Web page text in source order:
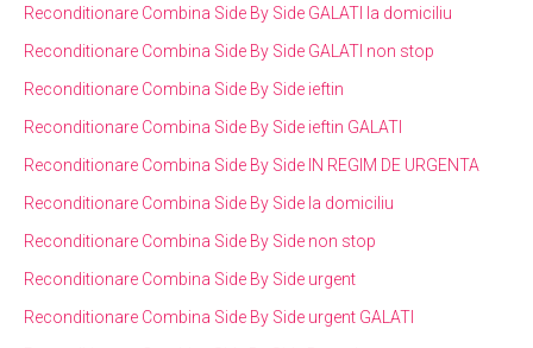
Reconditionare Combina Side By Side GALATI la domiciliu
Reconditionare Combina Side By Side GALATI non stop
Reconditionare Combina Side By Side ieftin
Reconditionare Combina Side By Side ieftin GALATI
Reconditionare Combina Side By Side IN REGIM DE URGENTA
Reconditionare Combina Side By Side la domiciliu
Reconditionare Combina Side By Side non stop
Reconditionare Combina Side By Side urgent
Reconditionare Combina Side By Side urgent GALATI